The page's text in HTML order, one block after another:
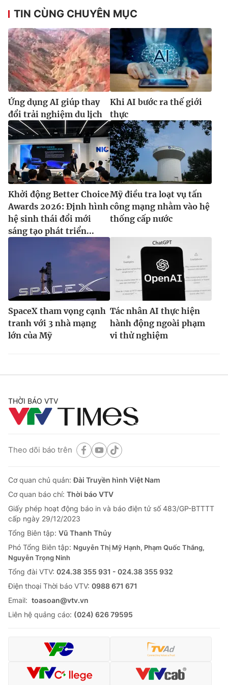
TIN CÙNG CHUYÊN MỤC
Ứng dụng AI giúp thay
đổi trải nghiệm du lịch
Khi AI bước ra thế giới
thực
Khởi động Better Choice
Awards 2026: Định hình
hệ sinh thái đổi mới
sáng tạo phát triển...
Mỹ điều tra loạt vụ tấn
công mạng nhằm vào hệ
thống cấp nước
SpaceX tham vọng cạnh
tranh với 3 nhà mạng
lớn của Mỹ
Tác nhân AI thực hiện
hành động ngoài phạm
vi thử nghiệm
THỜI BÁO VTV
Theo dõi báo trên
Cơ quan chủ quản:Đài Truyền hình Việt Nam
Cơ quan báo chí: Thời báo VTV
Giấy phép hoạt động báo in và báo điện tử số 483/GP-BTTTT
cấp ngày 29/12/2023
Tổng Biên tập: Vũ Thanh Thủy
Phó Tổng Biên tập: Nguyễn Thị Mỹ Hạnh, Phạm Quốc Thắng,
Nguyễn Trọng Ninh
Tổng đài VTV: 024.38 355 931 - 024.38 355 932
Ðiện thoại Thời báo VTV: 0988 671 671
Email: toasoan@vtv.vn
Liên hệ quảng cáo: (024) 626 79595